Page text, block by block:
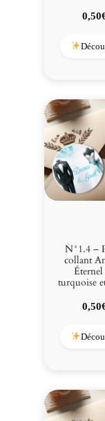
0,50
N°1.4 –
collant
Éternel
turquoise
0,50